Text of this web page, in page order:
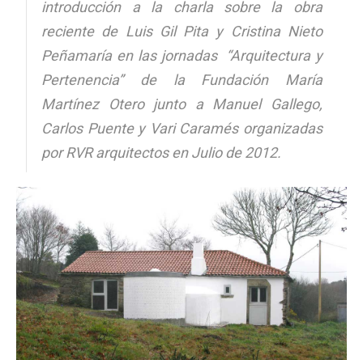
introducción a la charla sobre la obra
reciente de Luis Gil Pita y Cristina Nieto
Peñamaría en las jornadas “Arquitectura y
Pertenencia” de la Fundación María
Martínez Otero junto a Manuel Gallego,
Carlos Puente y Vari Caramés organizadas
por RVR arquitectos en Julio de 2012.